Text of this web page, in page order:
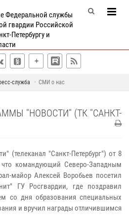
Федеральной службы
гвардии Российской
Петербургу и
служба СМИ о нас
"НОВОСТИ" (ТК "САНКТ-
(телеканал "Санкт-Петербург") от 8
командующий Северо-Западным
майор Алексей Воробьев посетил
ГУ Росгвардии, где поздравил
со дня образования специальных
и вручил награды отличившимся